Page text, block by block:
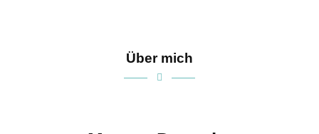
Über mich